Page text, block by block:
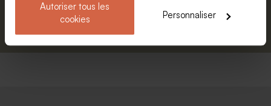
Autoriser tous les
cookies
Personnaliser